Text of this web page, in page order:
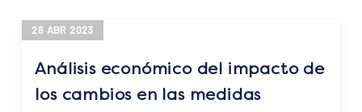
Análisis económico del impacto de
los cambios en las medidas
26 ABR 2023